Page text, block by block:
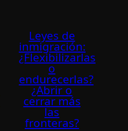
Leyes de
inmigración:
¿Flexibilizarlas
o
endurecerlas?
¿Abrir o
cerrar más
las
fronteras?